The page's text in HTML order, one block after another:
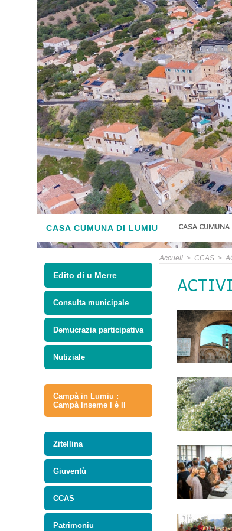
CASA CUMUNA DI LUMIU CASA CUMUNA
Edito di u Merre
Consulta municipale
Demucrazia participativa
Nutiziale
Campà in Lumiu :
Campà Inseme I è II
Zitellina
Giuventù
CCAS
Patrimoniu
Accueil > CCAS >